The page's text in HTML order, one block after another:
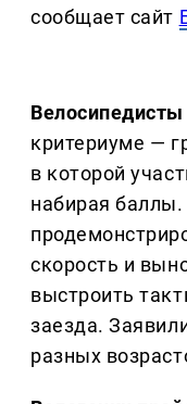
сообщает сайт
Велосипедисты
критериуме —
в которой
набирая
скорость и
выстроить
заезда.
разных